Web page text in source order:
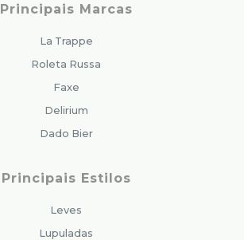
Principais Marcas
La Trappe
Roleta Russa
Faxe
Delirium
Dado Bier
Principais Estilos
Leves
Lupuladas